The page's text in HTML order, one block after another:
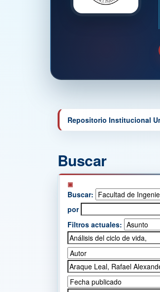
Repositorio Institucional
Buscar
Buscar:
por
Filtros actuales: